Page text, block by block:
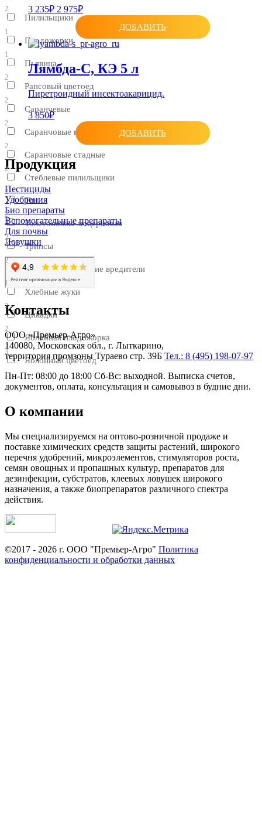
2
Пилильщики
1
Плодожорки
1
Пьявица
2
Рапсовый цветоед
2
Саранчевые
2
Саранчовые нестадные
2
Саранчовые стадные
2
Стеблевые пилильщики
2
Тли
2
Толстоножка люцерновая
2
Трипсы
2
Хвоелистогрызущие вредители
1
Хлебные жуки
2
Цикадки
2
Яблонная плодожорка
3
Яблонный цветоед
1
3 235₽ 2 975₽
ДОБАВИТЬ
Лямбда-С, КЭ 5 л
Пиретроидный инсектоакарицид.
3 850₽
ДОБАВИТЬ
Продукция
Пестициды
Удобрения
Био препараты
Вспомогательные препараты
Для почвы
Ловушки
Контакты
ООО «Премьер-Агро»
140080, Московская обл., г. Лыткарино,
территория промзоны Тураево стр. 39Б Тел.: 8 (495) 198-07-97
Пн-Пт: 08:00 до 18:00 Сб-Вс: выходной. Выписка счетов,
документов, оплата, консультация и самовывоз в будние дни.
О компании
Мы специализируемся на оптово-розничной продаже и
поставке химических средств защиты растений, широкого
перечня удобрений, микроэлементов, стимуляторов роста,
семян овощных и пропашных культур, препаратов для
дезинфекции, субстратов, клеевых ловушек широкого
назначения, а также биопрепаратов различного спектра
действия.
©2017 - 2026 г. ООО "Премьер-Агро" Политика
конфиденциальности и обработки данных